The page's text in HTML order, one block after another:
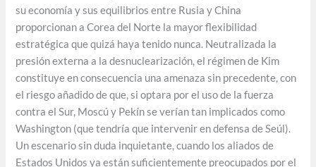
su economía y sus equilibrios entre Rusia y China
proporcionan a Corea del Norte la mayor flexibilidad
estratégica que quizá haya tenido nunca. Neutralizada la
presión externa a la desnuclearización, el régimen de Kim
constituye en consecuencia una amenaza sin precedente, con
el riesgo añadido de que, si optara por el uso de la fuerza
contra el Sur, Moscú y Pekín se verían tan implicados como
Washington (que tendría que intervenir en defensa de Seúl).
Un escenario sin duda inquietante, cuando los aliados de
Estados Unidos ya están suficientemente preocupados por el